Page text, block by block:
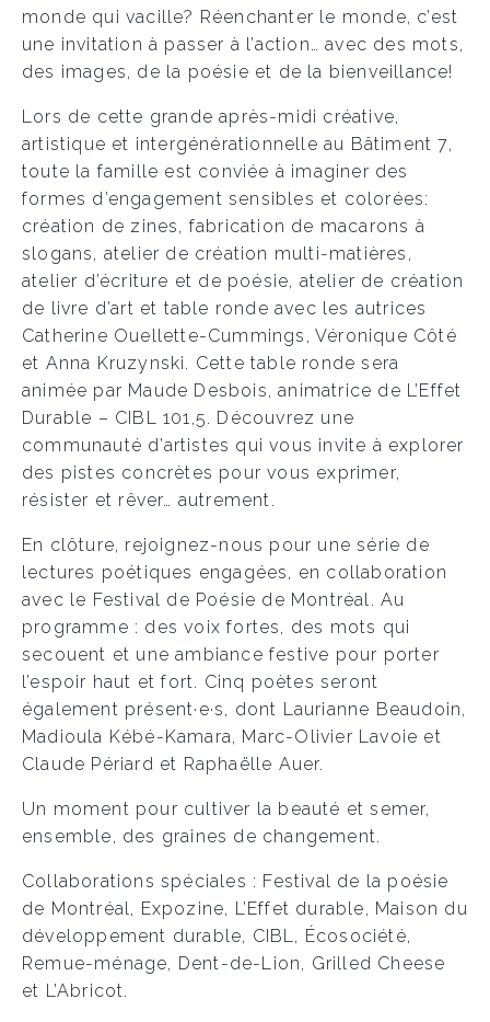
monde qui vacille? Réenchanter le monde, c’est
une invitation à passer à l’action… avec des mots,
des images, de la poésie et de la bienveillance!
Lors de cette grande après-midi créative,
artistique et intergénérationnelle au Bâtiment 7,
toute la famille est conviée à imaginer des
formes d’engagement sensibles et colorées:
création de zines, fabrication de macarons à
slogans, atelier de création multi-matières,
atelier d’écriture et de poésie, atelier de création
de livre d’art et table ronde avec les autrices
Catherine Ouellette-Cummings, Véronique Côté
et Anna Kruzynski. Cette table ronde sera
animée par Maude Desbois, animatrice de L’Effet
Durable – CIBL 101,5. Découvrez une
communauté d’artistes qui vous invite à explorer
des pistes concrètes pour vous exprimer,
résister et rêver… autrement.
En clôture, rejoignez-nous pour une série de
lectures poétiques engagées, en collaboration
avec le Festival de Poésie de Montréal. Au
programme : des voix fortes, des mots qui
secouent et une ambiance festive pour porter
l’espoir haut et fort. Cinq poètes seront
également présent·e·s, dont Laurianne Beaudoin,
Madioula Kébé-Kamara, Marc-Olivier Lavoie et
Claude Périard et Raphaëlle Auer.
Un moment pour cultiver la beauté et semer,
ensemble, des graines de changement.
Collaborations spéciales : Festival de la poésie
de Montréal, Expozine, L’Effet durable, Maison du
développement durable, CIBL, Écosociété,
Remue-ménage, Dent-de-Lion, Grilled Cheese
et L’Abricot.